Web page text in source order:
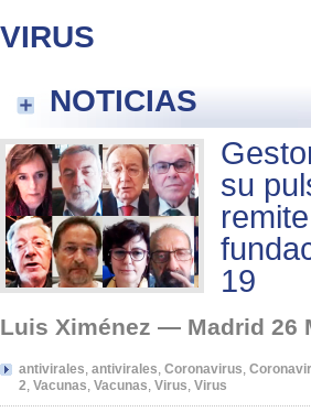
VIRUS
NOTICIAS
su
19
Luis Ximénez — Madrid 26
antivirales antivirales Coronavirus
2 Vacunas Vacunas Virus Virus